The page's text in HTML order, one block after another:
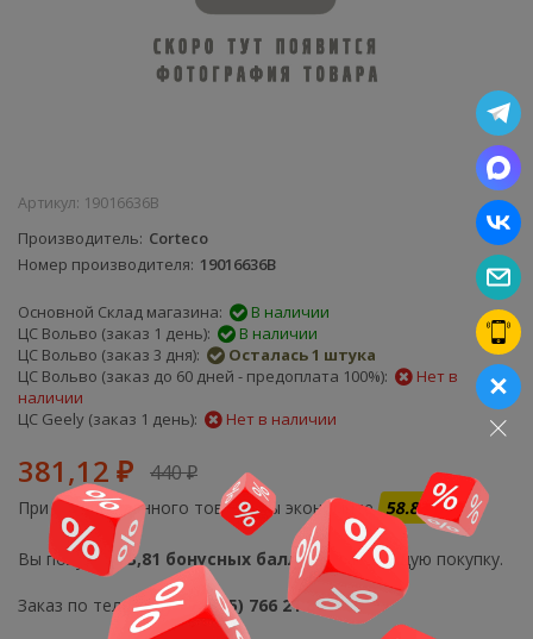
Артикул: 19016636B
Производитель Corteco
Номер производителя 19016636B
Основной Склад магазина:
В наличии
ЦС Вольво (заказ 1 день):
В наличии
ЦС Вольво (заказ 3 дня):
Осталась 1 штука
ЦС Вольво (заказ до 60 дней - предоплата 100%):
Нет в
наличии
ЦС Geely (заказ 1 день):
Нет в наличии
381,12 ₽ 440₽
При покупке данного товара Вы экономите 58.88 руб.
Вы получите3,81 бонусных баллана следующую покупку.
Заказ по телефону+7 (495) 766 21 80